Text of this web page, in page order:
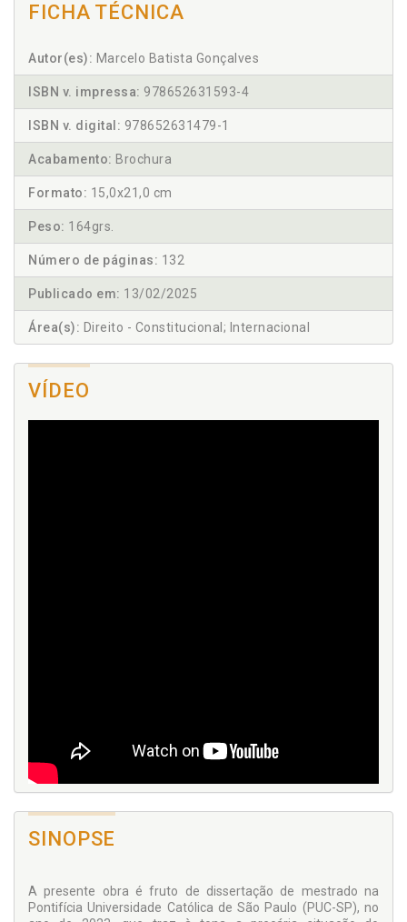
FICHA TÉCNICA
Autor(es): Marcelo Batista Gonçalves
ISBN v. impressa: 978652631593-4
ISBN v. digital: 978652631479-1
Acabamento: Brochura
Formato: 15,0x21,0 cm
Peso: 164grs.
Número de páginas: 132
Publicado em: 13/02/2025
Área(s): Direito - Constitucional; Internacional
VÍDEO
SINOPSE
A presente obra é fruto de dissertação de mestrado na
Pontifícia Universidade Católica de São Paulo (PUC-SP), no